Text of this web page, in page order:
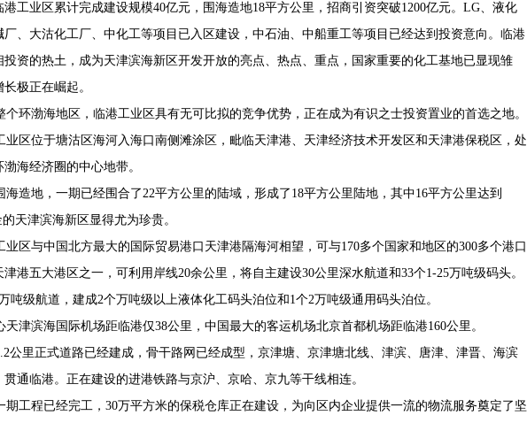
工业区累计完成建设规模40亿元，围海造地18平方公里，招商引资突破1200亿元。LG、液化
、大沽化工厂、中化工等项目已入区建设，中石油、中船重工等项目已经达到投资意向。临港
资的热土，成为天津滨海新区开发开放的亮点、热点、重点，国家重要的化工基地已显现雏
极正在崛起。
环渤海地区，临港工业区具有无可比拟的竞争优势，正在成为有识之士投资置业的首选之地。
区位于塘沽区海河入海口南侧滩涂区，毗临天津港、天津经济技术开发区和天津港保税区，处
海经济圈的中心地带。
造地，一期已经围合了22平方公里的陆域，形成了18平方公里陆地，其中16平方公里达到
天津滨海新区显得尤为珍贵。
区与中国北方最大的国际贸易港口天津港隔海河相望，可与170多个国家和地区的300多个港口
港五大港区之一，可利用岸线20余公里，将自主建设30公里深水航道和33个1-25万吨级码头。
吨级航道，建成2个万吨级以上液体化工码头泊位和1个2万吨级通用码头泊位。
津滨海国际机场距临港仅38公里，中国最大的客运机场北京首都机场距临港160公里。
公里正式道路已经建成，骨干路网已经成型，京津塘、京津塘北线、津滨、唐津、津晋、海滨
通临港。正在建设的进港铁路与京沪、京哈、京九等干线相连。
工程已经完工，30万平方米的保税仓库正在建设，为向区内企业提供一流的物流服务奠定了坚